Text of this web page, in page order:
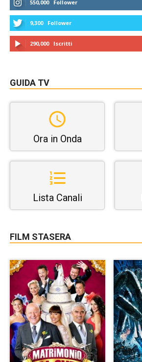
550,000 Follower
9,300 Follower
290,000 Iscritti
GUIDA TV
Ora in Onda
Lista Canali
FILM STASERA